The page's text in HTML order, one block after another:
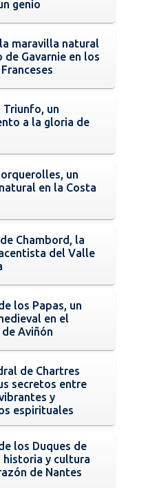
genio
maravilla natural
de Gavarnie en los
Triunfo, un
a la gloria de
un
en la Costa
Chambord, la
del Valle
los Papas, un
en el
Aviñón
de Chartres
secretos entre
y
espirituales
los Duques de
historia y cultura
de Nantes